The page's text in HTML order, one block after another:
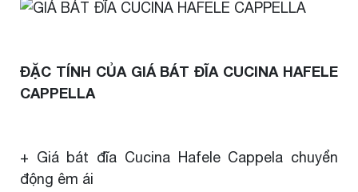
ĐẶC TÍNH CỦA GIÁ BÁT ĐĨA CUCINA HAFELE
CAPPELLA
+ Giá bát đĩa Cucina Hafele Cappela chuyển
động êm ái